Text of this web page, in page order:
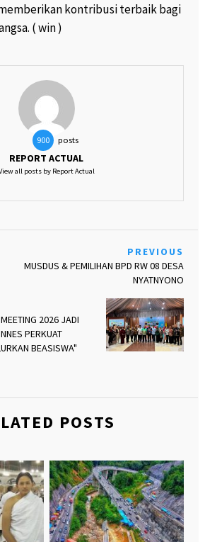
kontribusi terbaik bagi
( win )
900 posts
REPORT ACTUAL
all posts by Report Actual
PREVIOUS
MUSDUS & PEMILIHAN BPD RW 08 DESA
NYATNYONO
2026 JADI
PERKUAT
BEASISWA"
POSTS